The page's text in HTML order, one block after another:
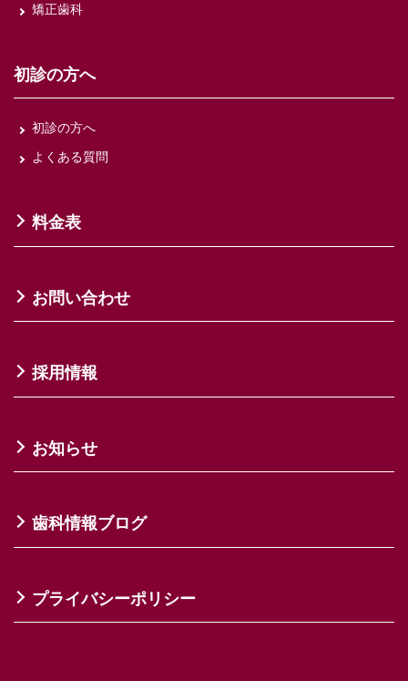
矯正歯科
初診の方へ
初診の方へ
よくある質問
料金表
お問い合わせ
採用情報
お知らせ
歯科情報ブログ
プライバシーポリシー